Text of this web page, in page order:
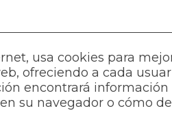
usa cookies para
ofreciendo a cada
encontrará
su navegador o cómo